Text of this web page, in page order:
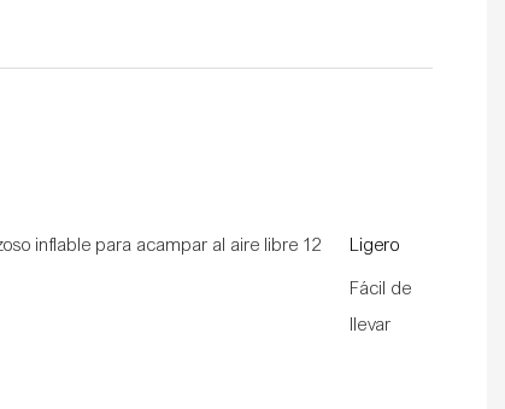
Ligero
Fácil de
llevar